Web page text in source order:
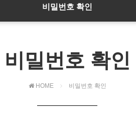
비밀번호 확인
비밀번호 확인
HOME 비밀번호 확인